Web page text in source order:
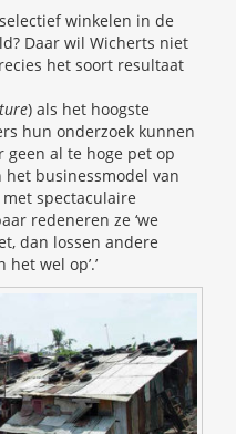
winkelen in de
Daar wil Wicherts niet
het soort resultaat
) als het hoogste
hun onderzoek kunnen
al te hoge pet op
het businessmodel van
spectaculaire
redeneren ze ‘we
dan lossen andere
wel op’.’